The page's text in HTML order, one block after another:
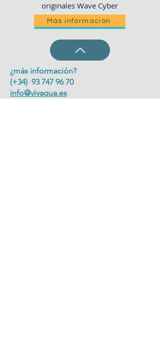
originales Wave Cyber
Más información
¿más información?
(+34) 93 747 96 70
info@vivaqua.es